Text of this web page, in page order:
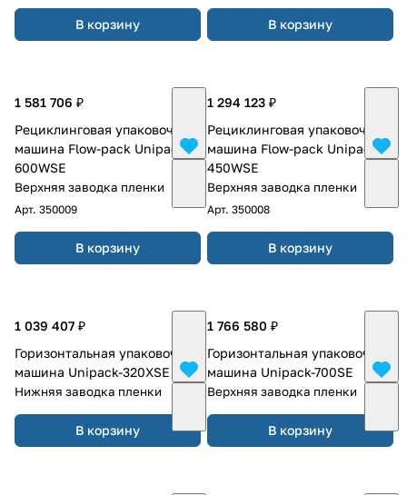
В корзину В корзину
1 581 706 ₽
Рециклинговая упаковочная
машина Flow-pack Unipack-
600WSE
Верхняя заводка пленки
Арт. 350009
В корзину
1 294 123 ₽
Рециклинговая упаковочная
машина Flow-pack Unipack-
450WSE
Верхняя заводка пленки
Арт. 350008
В корзину
1 039 407 ₽
Горизонтальная упаковочная
машина Unipack-320XSE
Нижняя заводка пленки
В корзину
1 766 580 ₽
Горизонтальная упаковочная
машина Unipack-700SE
Верхняя заводка пленки
В корзину